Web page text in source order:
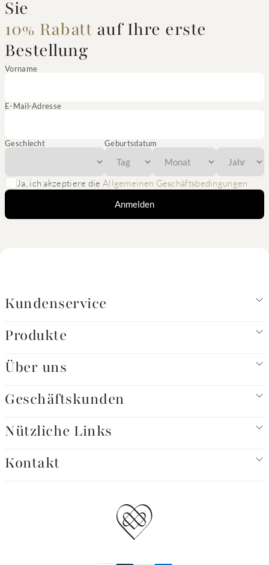
Sie
10% Rabatt auf Ihre erste
Bestellung
Vorname
E-Mail-Adresse
Geschlecht Geburtsdatum
Ja, ich akzeptiere die Allgemeinen Geschäftsbedingungen
Anmelden
Kundenservice
Produkte
Über uns
Geschäftskunden
Nützliche Links
Kontakt